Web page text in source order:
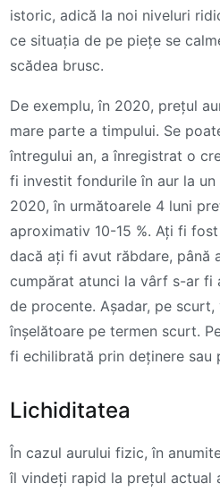
istoric, adică la noi niveluri
ce situația de pe piețe se
scădea brusc.
De exemplu, în 2020, prețul
mare parte a timpului. Se
întregului an, a înregistrat o
fi investit fondurile în aur la
2020, în următoarele 4 luni
aproximativ 10-15 %. Ați fi
dacă ați fi avut răbdare, până
cumpărat atunci la vârf s-ar fi
de procente. Așadar, pe
înșelătoare pe termen scurt.
fi echilibrată prin deținere sau
Lichiditatea
În cazul aurului fizic, în
îl vindeți rapid la prețul actual